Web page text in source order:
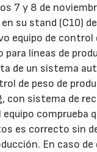
7 y 8 de
su stand (C10)
equipo de control
líneas de
de un sistema
de peso de
con sistema de
equipo comprueba
es correcto sin
En caso de